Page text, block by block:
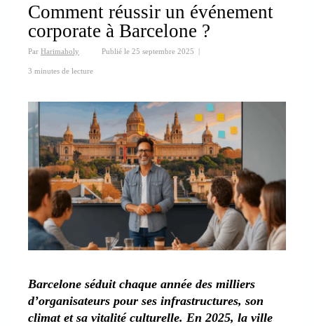
Comment réussir un événement
corporate à Barcelone ?
Par Harimaholy Publié le 25 septembre 2025 |
3 minutes de lecture
Barcelone séduit chaque année des milliers
d’organisateurs pour ses infrastructures, son
climat et sa vitalité culturelle. En 2025, la ville